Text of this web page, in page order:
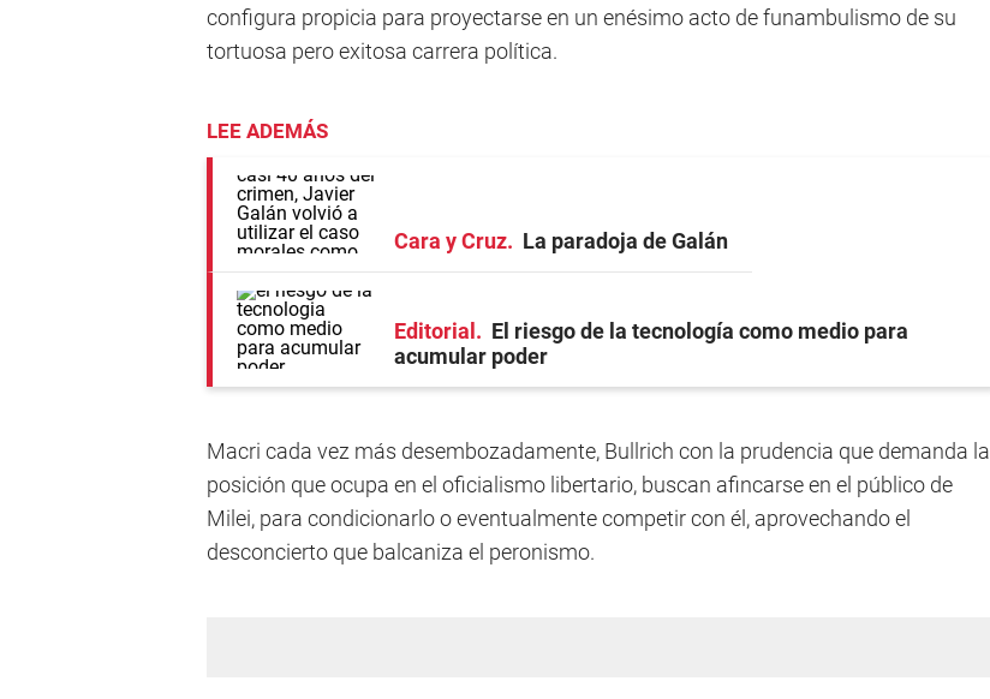
configura propicia para proyectarse en un enésimo acto de funambulismo de su
tortuosa pero exitosa carrera política.
LEE ADEMÁS
Cara y Cruz La paradoja de Galán
Editorial
El riesgo de la tecnología como medio para
acumular poder
Macri cada vez más desembozadamente, Bullrich con la prudencia que demanda la
posición que ocupa en el oficialismo libertario, buscan afincarse en el público de
Milei, para condicionarlo o eventualmente competir con él, aprovechando el
desconcierto que balcaniza el peronismo.